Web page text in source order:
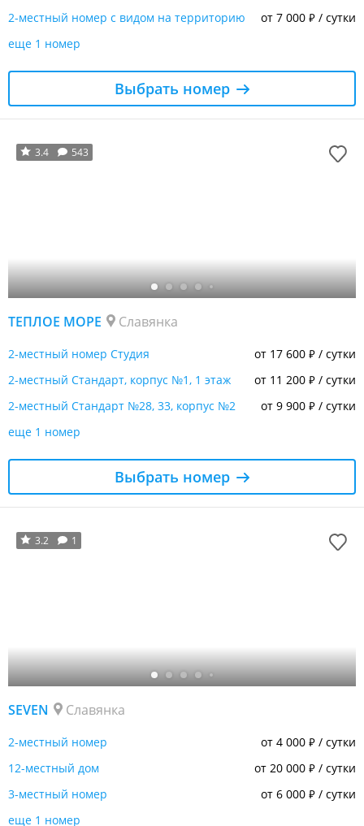
2-местный номер с видом на территорию от 7 000 ₽ / сутки
еще 1 номер
Выбрать номер
3.4 543
ТЕПЛОЕ МОРЕ Славянка
2-местный номер Студия от 17 600 ₽ / сутки
2-местный Стандарт, корпус №1, 1 этаж
от 11 200 ₽ / сутки
2-местный Стандарт №28, 33, корпус №2
от 9 900 ₽ / сутки
еще 1 номер
Выбрать номер
3.2 1
SEVEN Славянка
2-местный номер от 4 000 ₽ / сутки
12-местный дом
от 20 000 ₽ / сутки
3-местный номер
от 6 000 ₽ / сутки
еще 1 номер